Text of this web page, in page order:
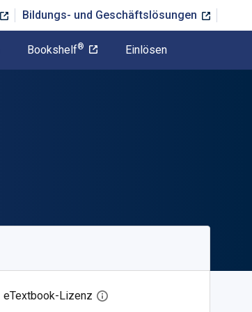
Bildungs- und Geschäftslösungen
Bookshelf® Einlösen
eTextbook-Lizenz Digitalen Lizenzdialog öffnen